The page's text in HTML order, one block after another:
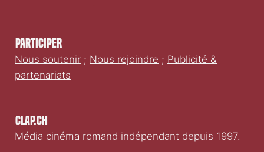
Clap.ch
Média cinéma romand indépendant depuis 1997.
Participer
Nous soutenir ; Nous rejoindre ; Publicité &
partenariats